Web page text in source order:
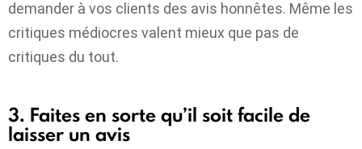
demander à vos clients des avis honnêtes. Même les
critiques médiocres valent mieux que pas de
critiques du tout.
3. Faites en sorte qu’il soit facile de
laisser un avis